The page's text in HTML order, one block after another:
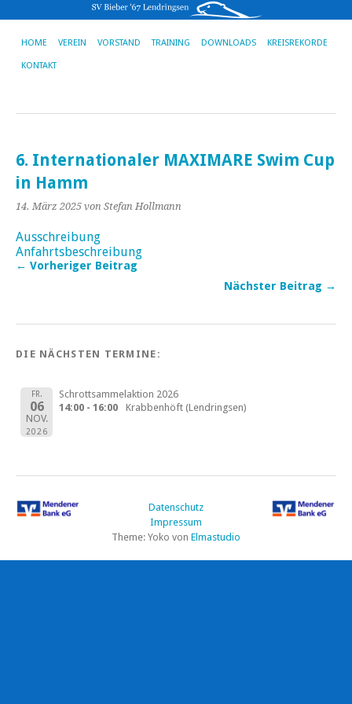
HOME VEREIN VORSTAND TRAINING DOWNLOADS KREISREKORDE
KONTAKT
6. Internationaler MAXIMARE Swim Cup
in Hamm
14. März 2025 von Stefan Hollmann
Ausschreibung
Anfahrtsbeschreibung
← Vorheriger Beitrag
Nächster Beitrag →
DIE NÄCHSTEN TERMINE:
FR.
06
NOV.
2026
Schrottsammelaktion 2026
14:00 - 16:00
Krabbenhöft (Lendringsen)
Datenschutz
Impressum
Theme: Yoko von Elmastudio